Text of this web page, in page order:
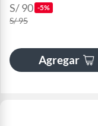
S/ 90 -5%
S/ 95
Agregar